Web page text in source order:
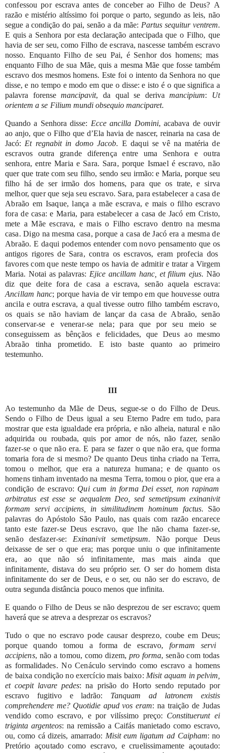
confessou por escrava antes de conceber ao Filhode Deus? A
razão e mistério altíssimo foi porque o parto, segundo as leis, não
segue a condição do pai, senão a da mãe: Partus sequitur ventrem.
E quis a Senhora por esta declaração antecipada que o Filho, que
havia de ser seu, como Filho deescrava, nascesse também escravo
nosso. Enquanto Filho deseu Pai, é Senhordos homens; mas
enquanto Filho de sua Mãe, quis a mesma Mãe que fosse também
escravo dos mesmos homens. Este foi o intento da Senhora no que
disse, e no tempo e modo em que o disse: e isto é o que significa a
palavra
forensemancipavit, da qual se deriva mancipium:
Ut
orientem a se Filium mundi obsequio manciparet.
Quando a Senhora disse: Ecce ancilla Domini, acabava de ouvir
ao anjo, que o Filho que d’Ela havia de nascer, reinaria na casa de
Jacó: Et regnabit in domo Jacob. E daqui se vêna matéria de
escravos outra grande diferença entre uma Senhora e
outra
senhora, entre Maria e Sara. Sara, porque Ismael é escravo, não
quer que trate com seu filho, sendo seu irmão: e Maria, porque seu
filho há de ser irmão dos homens, para que os trate, e sirva
melhor, quer que seja seu escravo. Sara, para estabelecer a casa de
Abraão em Isaque, lança a mãe escrava, e mais o filhoescravo
fora de casa: e Maria, para estabelecer a casa de Jacó em Cristo,
mete a Mãe escrava, emais o Filho escravo dentro na mesma
casa. Digo na mesma casa, porque a casa de Jacó era a mesma de
Abraão. E daqui podemos entender com novo pensamento que os
antigos rigores deSara,contra os escravos, eram profecia dos
favores com que neste tempo os havia de admitir e tratar a Virgem
Maria. Notai as palavras: Ejice ancillam hanc, et filium ejus. Não
diz que deitefora de casa a escrava, senão aquela
escrava:
Ancillam hanc; porque havia de virtempo em que houvesse outra
ancila e outra escrava, a qual tivesse outro filho também escravo,
os quais se não haviam de lançar da casade Abraão, senão
conservar-se
e venerar-se nela; para que porseu meio
se
conseguissem as bênçãos e felicidades, que Deus ao mesmo
Abraão
tinha prometido. E isto baste quanto ao
primeiro
testemunho.
III
Ao testemunho da Mãe de Deus, segue-se o do Filho de Deus.
Sendo o Filho de Deus igual a seu Eterno Padre em tudo, para
mostrar que esta igualdade era própria, e não alheia, natural e não
adquirida ou roubada, quis por amor de nós,não fazer, senão
fazer-se o que nãoera. E para se fazer o quenão era, que forma
tomaria fora de si mesmo? De quanto Deus tinha criado na Terra,
tomou o melhor, que era a natureza humana; e de quantoos
homens tinhaminventado na mesma Terra,tomou o pior,que era a
condição de escravo: Qui cum informa Dei esset, non rapinam
arbitratus est esse se aequalem Deo, sed semetipsum exinanivit
formam servi accipiens, in similitudinem hominum factus.
São
palavras do Apóstolo São Paulo, nas quais com razão encarece
tanto este fazer-se Deus escravo, que lhenão chama fazer-se,
senão
desfazer-se: Exinanivitsemetipsum. Não porque
Deus
deixasse de ser o que era; mas porque uniu o queinfinitamente
era, ao que não só infinitamente, mas mais ainda que
infinitamente, distava do seu próprio ser. O ser do homem dista
infinitamente do ser de Deus, e o ser, ou não ser do escravo, de
outra segunda distância pouco menos que infinita.
E quando o Filho de Deus se não desprezou de ser escravo; quem
haverá que se atreva a desprezarosescravos?
Tudo o queno escravopode causar desprezo, coube emDeus;
porque
quando tomou a forma de escravo, formam
servi
accipiens, não a tomou, como dizem, pro forma, senãocom todas
as formalidades. NoCenáculoservindo como escravo a homens
de baixa condiçãonoexercíciomais baixo: Misit aquam inpelvim,
et coepit lavare pedes: na prisão do Horto sendo reputado por
escravo fugitivo
e ladrão: Tanquam ad latronem
existis
comprehendere me? Quotidie apudvos eram: na traição de Judas
vendidocomoescravo, e por vilíssimo preço: Constituerunt ei
triginta argenteos: na remissão a Caifás manietado como escravo,
ou, como cá dizeis, amarrado: Misit eum ligatum ad Caipham: no
Pretório açoutadocomo escravo, ecruelissimamente açoutado: